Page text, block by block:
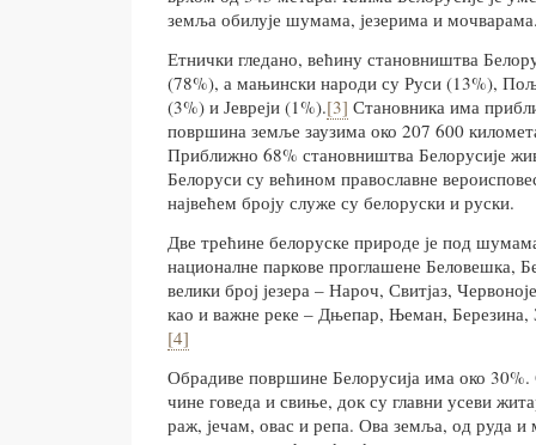
земља обилује шумама, језерима и
Етнички гледано, већину становништва
(78%), а мањински народи су Руси (13%),
(3%) и Јевреји (1%).[3] Становника има
површина земље заузима око 207 600
Приближно 68% становништва Белорусије
Белоруси су већином православне
највећем броју служе су белоруски и руски.
Две трећине белоруске природе је под
националне паркове проглашене Беловешка,
велики број језера – Нароч, Свитјаз,
као и важне реке – Дњепар, Њеман, Березина,
[4]
Обрадиве површине Белорусија има око
чине говеда и свиње, док су главни усеви
раж, јечам, овас и репа. Ова земља, од руда и